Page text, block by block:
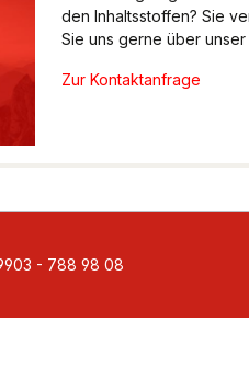
den Inhaltsstoffen? Sie
Sie uns gerne über
Zur Kontaktanfrage
- 788 98 08